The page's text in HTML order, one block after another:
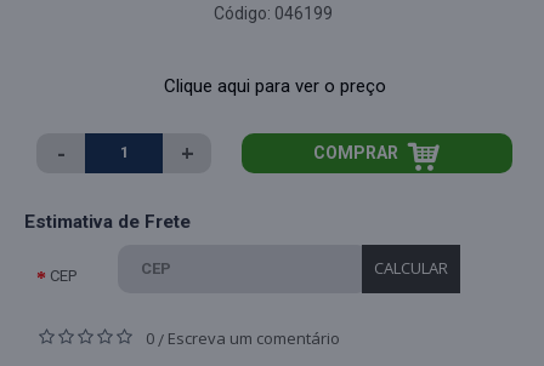
Código: 046199
Clique aqui para ver o preço
- + COMPRAR
Estimativa de Frete
CEP CALCULAR
0 / Escreva um comentário